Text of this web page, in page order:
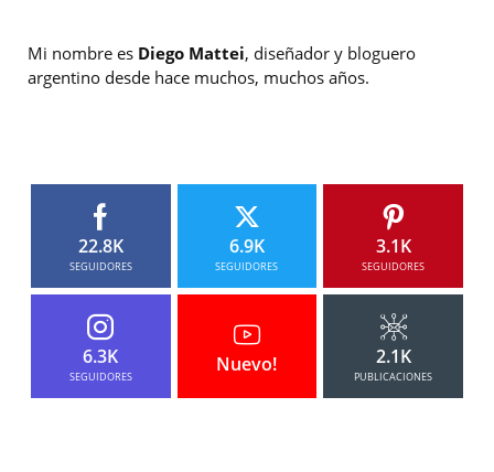
Mi nombre es Diego Mattei, diseñador y bloguero
argentino desde hace muchos, muchos años.
22.8K
SEGUIDORES
6.9K
SEGUIDORES
3.1K
SEGUIDORES
6.3K
SEGUIDORES
Nuevo! 2.1K
PUBLICACIONES